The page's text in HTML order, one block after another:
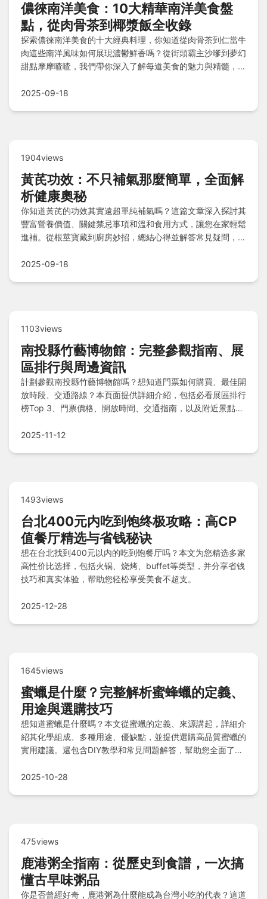
儂徠南洋美食：10大精華南洋美食盤
點，從肉骨茶到椰漿飯全收錄
探索儂徠南洋美食的十大經典料理，你知道從肉骨茶到仁當牛
肉這些南洋風味如何展現濃鬱鮮香嗎？從街頭霸主沙嗲到夢幻
甜點摩摩喳喳，我們帶你深入了解每道美食的魅力與精髓，還
2025-09-18
1904views
黃芪功效：不只補氣那麼簡單，全面解
析健康奧秘
你知道黃芪的功效其實遠超單純補氣嗎？這篇文章深入探討其
豐富營養價值、關鍵禁忌事項和溫和食用方式，讓您在家輕鬆
進補。從根莖寶藏到廚房妙招，總結心得並解答常見疑問，幫
2025-09-18
1103views
南投縣竹藝博物館：完整參觀指南、展
區排行與周邊資訊
計劃參觀南投縣竹藝博物館嗎？想知道門票如何購買、最佳開
放時段、交通路線？本頁面提供詳細介紹，包括必看展區排行
榜Top 3、門票價格、開放時間、交通指南，以及附近景點推
趟完美的南投之旅！
2025-11-12
1493views
台北400元内吃到饱终极攻略：高CP
值餐厅精选与省钱秘诀
想在台北找到400元以内的吃到饱餐厅吗？本文为您精选多家
高性价比选择，包括火锅、烧烤、buffet等类型，并分享省钱
技巧和真实体验，帮助您轻松享受美食不超支。
2025-12-28
1645views
蜜蠟是什麼？完整解析蜜蜂蠟的定義、
用途與選購技巧
想知道蜜蠟是什麼嗎？本文從蜜蠟的定義、來源講起，詳細介
紹其化學組成、多種用途、優缺點，並提供選購高品質蜜蠟的
實用建議。還包含DIY教學和常見問題解答，幫助您全面了解
2025-10-28
475views
鹿港粥全指南：從歷史到食譜，一次搞
懂古早味粥品
你是否曾經好奇，鹿港粥為什麼能成為台灣小吃的代表？這道